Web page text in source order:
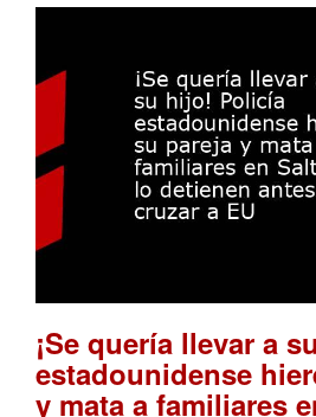
¡Se quería llevar a
estadounidense
y mata a familiares